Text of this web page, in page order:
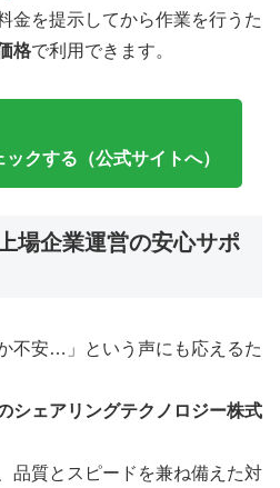
金を提示してから作業を行うた
格で利用できます。
クする（公式サイトへ）
場企業運営の安心サポ
不安…」という声にも応えるた
シェアリングテクノロジー株式
品質とスピードを兼ね備えた対